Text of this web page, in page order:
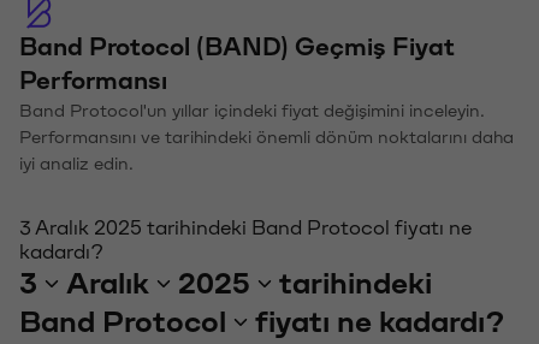
Band Protocol (BAND) Geçmiş Fiyat
Performansı
Band Protocol'un yıllar içindeki fiyat değişimini inceleyin.
Performansını ve tarihindeki önemli dönüm noktalarını daha
iyi analiz edin.
3 Aralık 2025 tarihindeki Band Protocol fiyatı ne
kadardı?
3 Aralık 2025
tarihindeki
Band Protocol
fiyatı ne kadardı?